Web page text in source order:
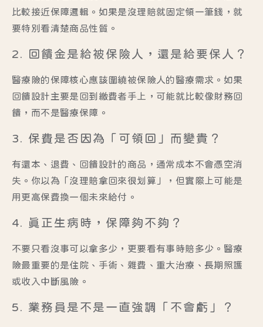
比較接近保障邏輯。如果是沒理賠就固定領一筆錢，就
要特別看清楚商品性質。
2. 回饋金是給被保險人，還是給要保人？
醫療險的保障核心應該圍繞被保險人的醫療需求。如果
回饋設計主要是回到繳費者手上，可能就比較像財務回
饋，而不是醫療保障。
3. 保費是否因為「可領回」而變貴？
有還本、退費、回饋設計的商品，通常成本不會憑空消
失。你以為「沒理賠拿回來很划算」，但實際上可能是
用更高保費換一個未來給付。
4. 真正生病時，保障夠不夠？
不要只看沒事可以拿多少，更要看有事時賠多少。醫療
險最重要的是住院、手術、雜費、重大治療、長期照護
或收入中斷風險。
5. 業務員是不是一直強調「不會虧」？